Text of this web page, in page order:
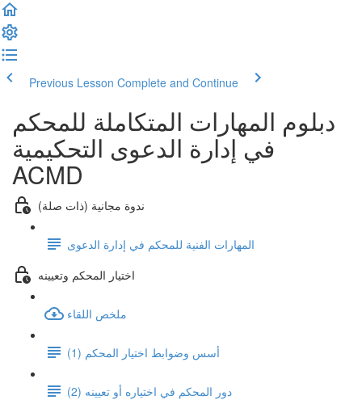
Previous Lesson Complete and Continue
دبلوم المهارات المتكاملة للمحكم
في إدارة الدعوى التحكيمية
ACMD
ندوة مجانية (ذات صلة)
المهارات الفنية للمحكم في إدارة الدعوى
اختيار المحكم وتعيينه
ملخص اللقاء
أسس وضوابط اختيار المحكم (1)
دور المحكم في اختياره أو تعيينه (2)